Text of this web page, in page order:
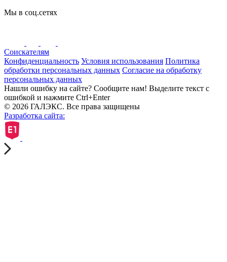
Мы в соц.сетях
Соискателям
Конфиденциальность Условия использования Политика
обработки персональных данных Согласие на обработку
персональных данных
Нашли ошибку на сайте? Сообщите нам! Выделите текст с
ошибкой и нажмите Ctrl+Enter
© 2026 ГАЛЭКС. Все права защищены
Разработка сайта: